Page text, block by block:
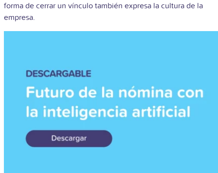
forma de cerrar un vínculo también expresa la cultura de la
empresa.